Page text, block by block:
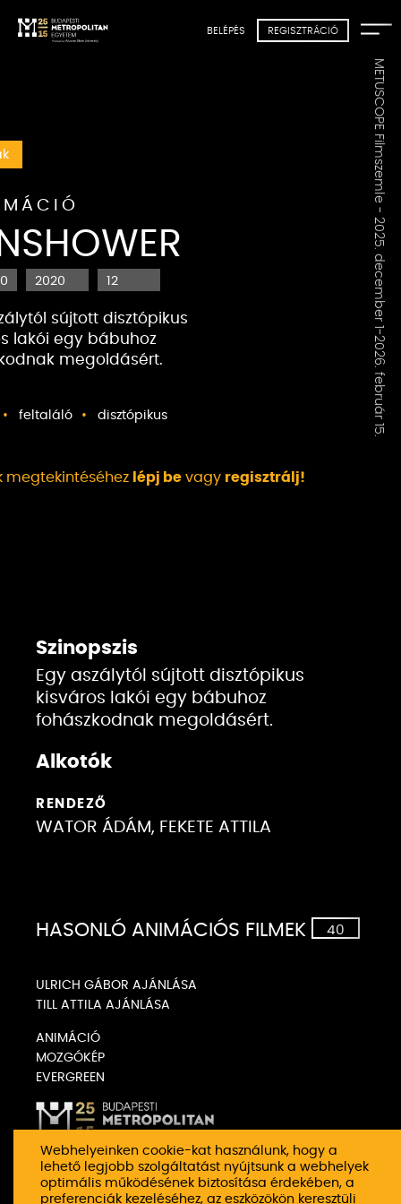
METUSCOPE Filmszemle - 2025. december 1-2026. február 15.
BELÉPÉS REGISZTRÁCIÓ
2020 12
sújtott disztópikus
lakói egy bábuhoz
megoldásért.
feltaláló disztópikus
megtekintéséhez lépj be vagy regisztrálj!
Szinopszis
Egy aszálytól sújtott disztópikus
kisváros lakói egy bábuhoz
fohászkodnak megoldásért.
Alkotók
RENDEZŐ
WATOR ÁDÁM, FEKETE ATTILA
HASONLÓ ANIMÁCIÓS FILMEK 40
Puding
ANIMÁCIÓ
MOZGÓKÉP
EVERGREEN
ULRICH GÁBOR AJÁNLÁSA
TILL ATTILA AJÁNLÁSA
Webhelyeinken cookie-kat használunk, hogy a
lehető legjobb szolgáltatást nyújtsunk a webhelyek
optimális működésének biztosítása érdekében, a
preferenciák kezeléséhez, az eszközökön keresztüli